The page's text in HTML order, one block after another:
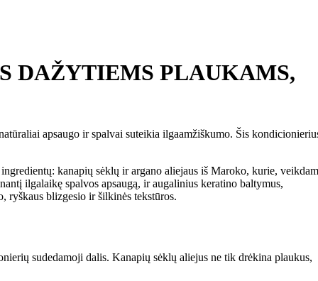
DAŽYTIEMS PLAUKAMS,
apsaugo ir spalvai suteikia ilgaamžiškumo. Šis
kanapių sėklų ir argano aliejaus iš Maroko, kurie,
ilgalaikę spalvos apsaugą, ir augalinius keratino baltymus,
ryškaus blizgesio ir šilkinės tekstūros.
sudedamoji dalis. Kanapių sėklų aliejus ne tik drėkina plaukus,